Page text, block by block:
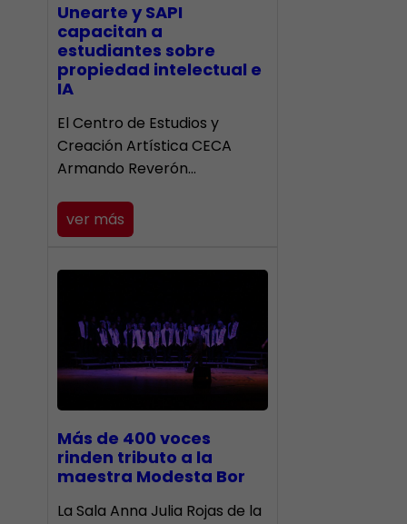
Unearte y SAPI
capacitan a
estudiantes sobre
propiedad intelectual e
IA
El Centro de Estudios y
Creación Artística CECA
Armando Reverón…
ver más
Más de 400 voces
rinden tributo a la
maestra Modesta Bor
​La Sala Anna Julia Rojas de la